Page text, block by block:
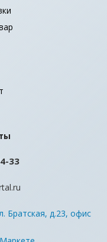
33
Братская, д.23, офис